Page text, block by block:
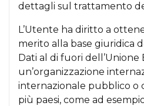
dettagli sul trattamento
L’Utente ha diritto a
merito alla base giuridica
Dati al di fuori dell’Unione
un’organizzazione
internazionale pubblico o
più paesi, come ad